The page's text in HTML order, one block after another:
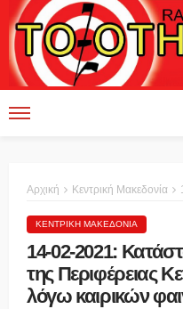
Αρχική Κεντρική Μακεδονία
ΚΕΝΤΡΙΚΉ ΜΑΚΕΔΟΝΊΑ
14-02-2021:
της Περιφέρειας
λόγω καιρικών